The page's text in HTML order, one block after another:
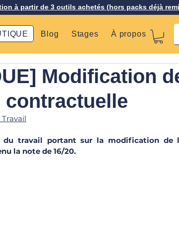
à partir de 3 outils achetés (hors packs déjà
Blog Stages À propos
Modification
travail portant sur la modification de
la note de 16/20.